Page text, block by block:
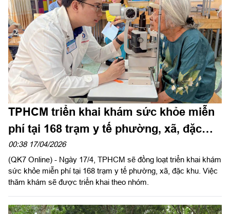
TPHCM triển khai khám sức khỏe miễn
phí tại 168 trạm y tế phường, xã, đặc
khu
00:38 17/04/2026
(QK7 Online) - Ngày 17/4, TPHCM sẽ đồng loạt triển khai khám
sức khỏe miễn phí tại 168 trạm y tế phường, xã, đặc khu. Việc
thăm khám sẽ được triển khai theo nhóm.